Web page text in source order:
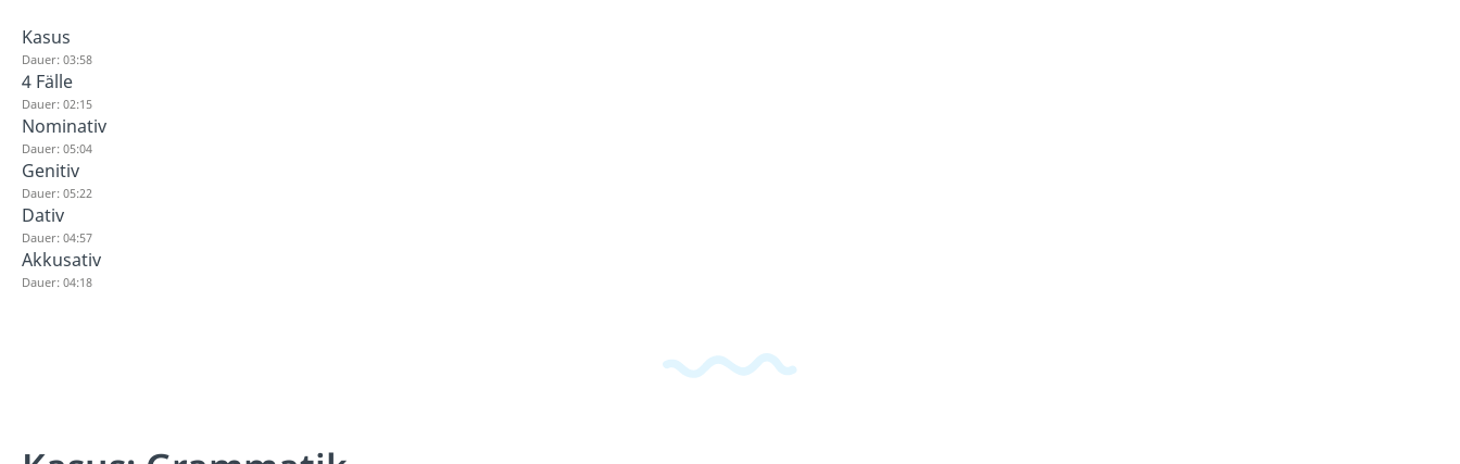
Kasus
Dauer: 03:58
4 Fälle
Dauer: 02:15
Nominativ
Dauer: 05:04
Genitiv
Dauer: 05:22
Dativ
Dauer: 04:57
Akkusativ
Dauer: 04:18